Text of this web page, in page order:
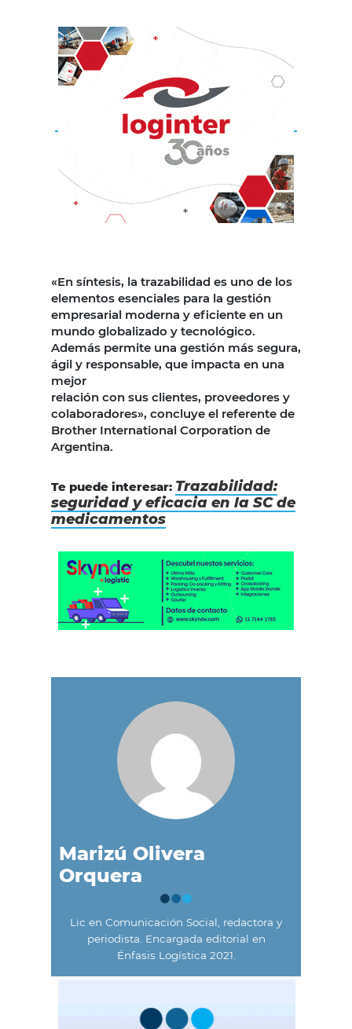
«En síntesis, la trazabilidad es uno de los
elementos esenciales para la gestión
empresarial moderna y eficiente en un
mundo globalizado y tecnológico.
Además permite una gestión más segura,
ágil y responsable, que impacta en una
mejor
relación con sus clientes, proveedores y
colaboradores», concluye el referente de
Brother International Corporation de
Argentina.
Te puede interesar: Trazabilidad:
seguridad y eficacia en la SC de
medicamentos
Marizú Olivera
Orquera
Lic en Comunicación Social, redactora y
periodista. Encargada editorial en
Énfasis Logística 2021.